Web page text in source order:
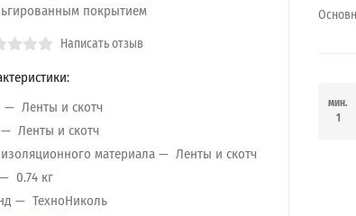
покрытием
Написать отзыв
Ленты и скотч
Ленты и скотч
материала
Ленты и скотч
0.74 кг
ТехноНиколь
мин.
1